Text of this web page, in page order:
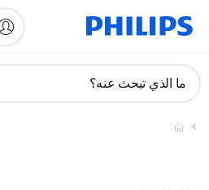
دعم
ما الذي تبحث عنه؟